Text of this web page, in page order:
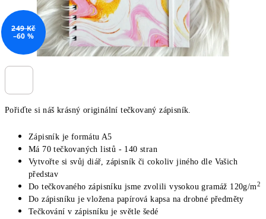
Pořiďte si náš krásný originální tečkovaný zápisník.
Zápisník je formátu A5
Má 70 tečkovaných listů - 140 stran
Vytvořte si svůj diář, zápisník či cokoliv jiného dle Vašich
představ
Do tečkovaného zápisníku jsme zvolili vysokou gramáž 120g/m2
Do zápisníku je vložena papírová kapsa na drobné předměty
Tečkování v zápisníku je světle šedé
249 Kč
–60 %